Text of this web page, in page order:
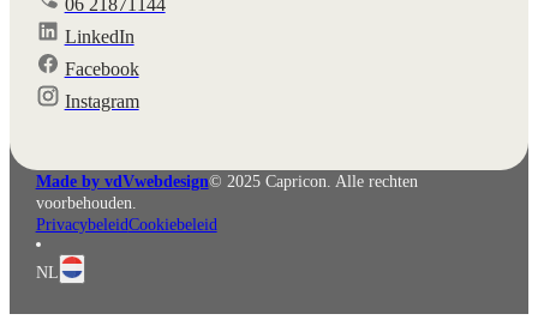
06 21871144
LinkedIn
Facebook
Instagram
Made by vdVwebdesign© 2025 Capricon. Alle rechten
voorbehouden.
PrivacybeleidCookiebeleid
NL
English
Deutsch